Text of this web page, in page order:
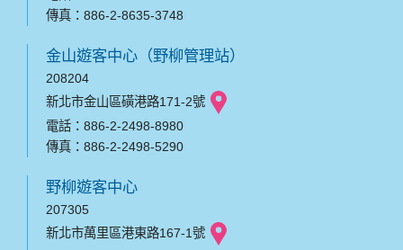
傳真：886-2-8635-3748
金山遊客中心（野柳管理站）
208204
新北市金山區磺港路171-2號
電話：886-2-2498-8980
傳真：886-2-2498-5290
野柳遊客中心
207305
新北市萬里區港東路167-1號